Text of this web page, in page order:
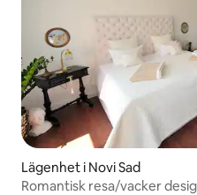
Lägenhet i Novi Sad
Romantisk resa/vacker